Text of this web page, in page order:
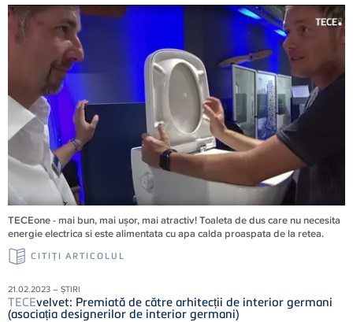
TECEone - mai bun, mai ușor, mai atractiv! Toaleta de dus care nu necesita
energie electrica si este alimentata cu apa calda proaspata de la retea.
CITIŢI ARTICOLUL
21.02.2023 – ȘTIRI
TECEvelvet: Premiată de către arhitecții de interior germani
(asociația designerilor de interior germani)